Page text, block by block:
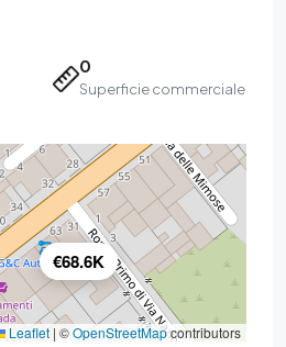
0
Superficie commerciale
€68.6K
Leaflet | ©OpenStreetMapcontributors